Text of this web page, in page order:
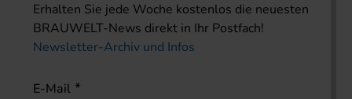
Erhalten Sie jede Woche kostenlos die neuesten
BRAUWELT-News direkt in Ihr Postfach!
Newsletter-Archiv und Infos
E-Mail